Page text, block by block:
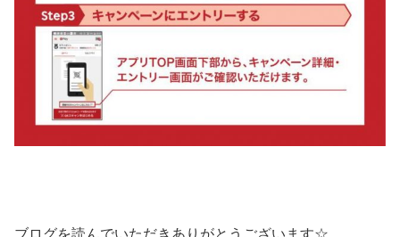
ブログを読んでいただきありがとうございます☆